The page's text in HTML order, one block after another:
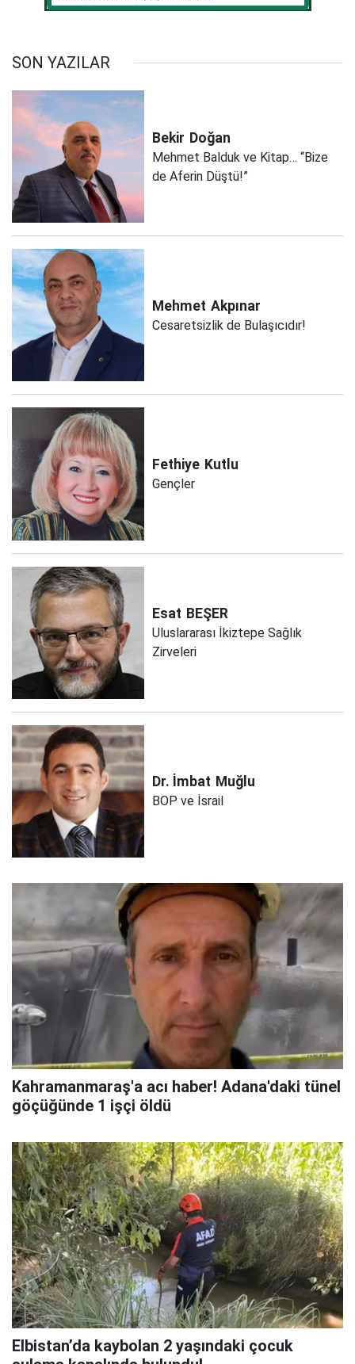
SON YAZILAR
Bekir Doğan
Mehmet Balduk ve Kitap… “Bize
de Aferin Düştü!”
Mehmet Akpınar
Cesaretsizlik de Bulaşıcıdır!
Fethiye Kutlu
Gençler
Esat BEŞER
Uluslararası İkiztepe Sağlık
Zirveleri
Dr. İmbat Muğlu
BOP ve İsrail
Kahramanmaraş'a acı haber! Adana'daki tünel
göçüğünde 1 işçi öldü
Elbistan’da kaybolan 2 yaşındaki çocuk